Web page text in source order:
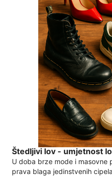
Štedljivi lov - umjetnost
U doba brze mode i masovne
prava blaga jedinstvenih